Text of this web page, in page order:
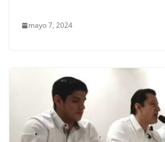
mayo 7, 2024